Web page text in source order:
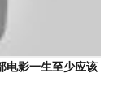
电影一生至少应该